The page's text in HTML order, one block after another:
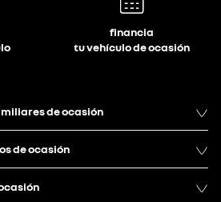
financia
tu vehículo de ocasión
de ocasión
de ocasión